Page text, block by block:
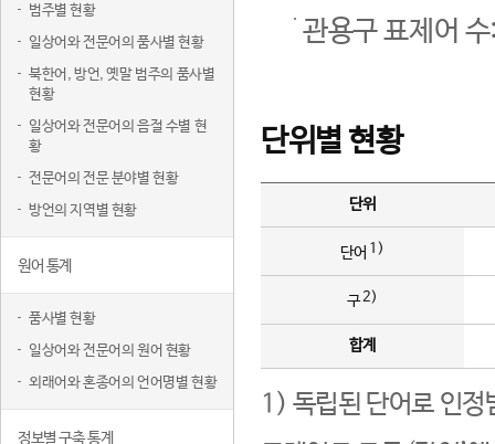
범주별 현황
일상어와 전문어의 품사별 현황
북한어, 방언, 옛말 범주의 품사별
현황
일상어와 전문어의 음절 수별 현
황
전문어의 전문 분야별 현황
방언의 지역별 현황
원어 통계
품사별 현황
일상어와 전문어의 원어 현황
외래어와 혼종어의 언어명별 현황
정보별 구축 통계
관용구 표제어
단위별 현황
단위
단어 1)
구2)
합계
1) 독립된 단어로 인정